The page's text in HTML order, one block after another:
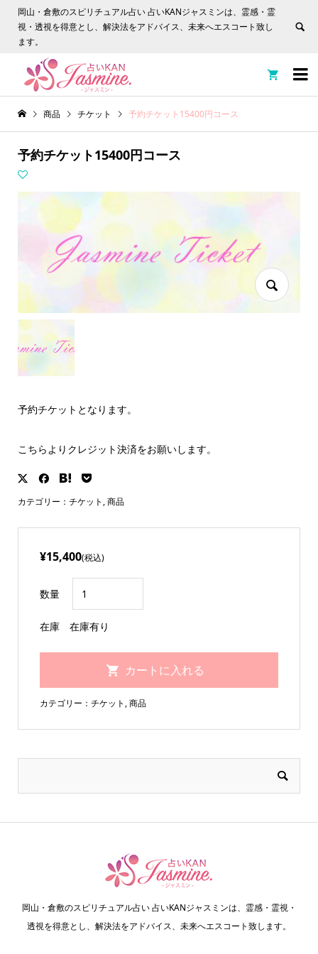
岡山・倉敷のスピリチュアル占い 占いKANジャスミンは、霊感・霊
視・透視を得意とし、解決法をアドバイス、未来へエスコート致し
ます。


商品 チケット 予約チケット15400円コース
予約チケット15400円コース
予約チケットとなります。
こちらよりクレジット決済をお願いします。
カテゴリー： チケット ,商品
¥15,400(税込)
数量
在庫 在庫有り
カテゴリー： チケット ,商品
岡山・倉敷のスピリチュアル占い 占いKANジャスミンは、霊感・霊視・
透視を得意とし、解決法をアドバイス、未来へエスコート致します。